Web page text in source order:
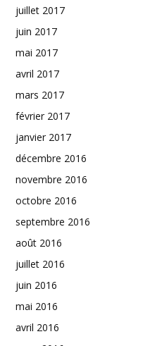
juillet 2017
juin 2017
mai 2017
avril 2017
mars 2017
février 2017
janvier 2017
décembre 2016
novembre 2016
octobre 2016
septembre 2016
août 2016
juillet 2016
juin 2016
mai 2016
avril 2016